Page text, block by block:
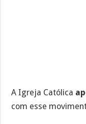
A Igreja Católica
com esse